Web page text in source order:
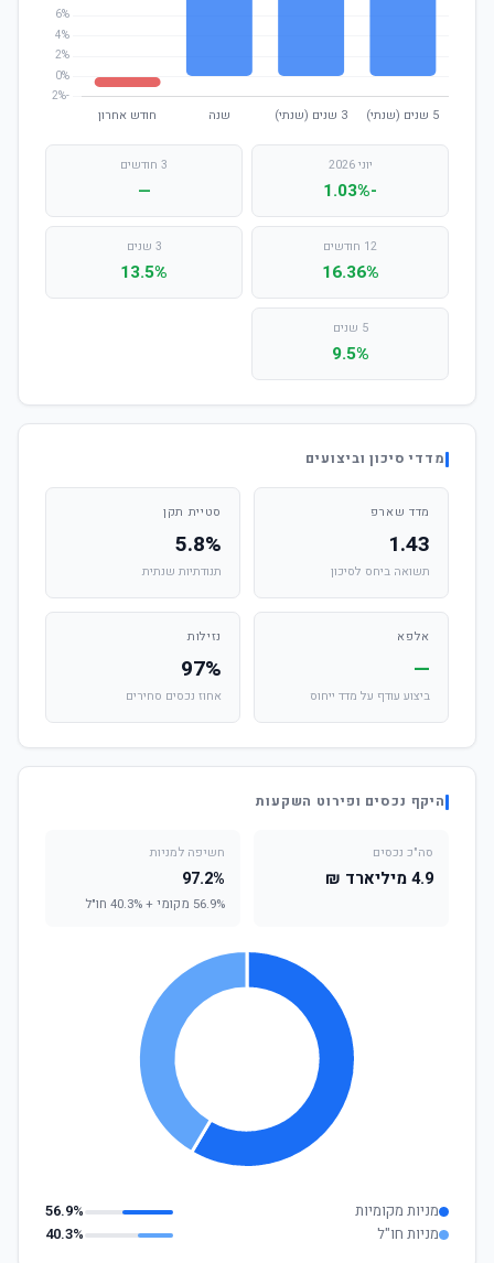
יוני 2026
-1.03%
3 חודשים
—
12 חודשים
16.36%
3 שנים
13.5%
5 שנים
9.5%
מדדי סיכון וביצועים
מדד שארפ
1.43
תשואה ביחס לסיכון
סטיית תקן
5.8%
תנודתיות שנתית
אלפא
—
ביצוע עודף על מדד ייחוס
נזילות
97%
אחוז נכסים סחירים
היקף נכסים ופירוט השקעות
סה"כ נכסים
4.9 מיליארד ₪
חשיפה למניות
97.2%
56.9% מקומי + 40.3% חו"ל
מניות מקומיות
56.9%
מניות חו"ל
40.3%